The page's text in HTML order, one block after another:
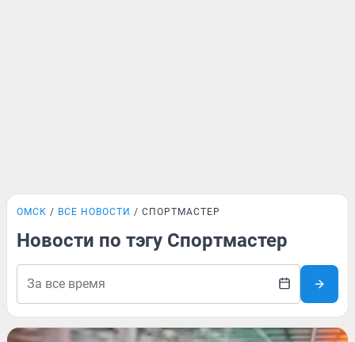
ОМСК ВСЕ НОВОСТИ СПОРТМАСТЕР
Новости по тэгу Спортмастер